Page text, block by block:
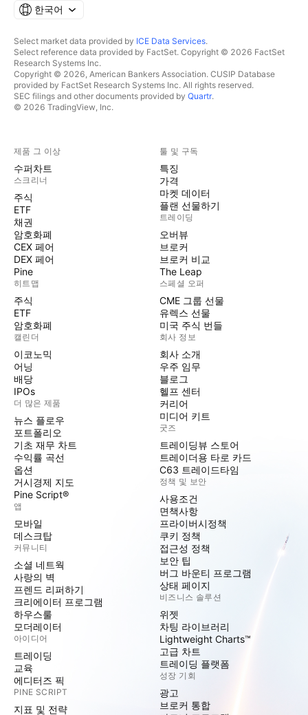
한국어
Select market data provided by ICE Data Services.
Select reference data provided by FactSet. Copyright © 2026 FactSet
Research Systems Inc.
Copyright © 2026, American Bankers Association. CUSIP Database
provided by FactSet Research Systems Inc. All rights reserved.
SEC filings and other documents provided by Quartr.
© 2026 TradingView, Inc.
제품 그 이상
수퍼차트
스크리너
주식
ETF
채권
암호화폐
CEX 페어
DEX 페어
Pine
히트맵
주식
ETF
암호화폐
캘린더
이코노믹
어닝
배당
IPOs
더 많은 제품
뉴스 플로우
포트폴리오
기초 재무 차트
수익률 곡선
옵션
거시경제 지도
Pine Script®
앱
모바일
데스크탑
커뮤니티
소셜 네트웍
사랑의 벽
프렌드 리퍼하기
크리에이터 프로그램
하우스룰
모더레이터
아이디어
트레이딩
교육
에디터즈 픽
PINE SCRIPT
지표 및 전략
툴 및 구독
특징
가격
마켓 데이터
플랜 선물하기
트레이딩
오버뷰
브로커
브로커 비교
The Leap
스페셜 오퍼
CME 그룹 선물
유렉스 선물
미국 주식 번들
회사 정보
회사 소개
우주 임무
블로그
헬프 센터
커리어
미디어 키트
굿즈
트레이딩뷰 스토어
트레이더용 타로 카드
C63 트레이드타임
정책 및 보안
사용조건
면책사항
프라이버시정책
쿠키 정책
접근성 정책
보안 팁
버그 바운티 프로그램
상태 페이지
비즈니스 솔루션
위젯
차팅 라이브러리
Lightweight Charts™
고급 차트
트레이딩 플랫폼
성장 기회
광고
브로커 통합